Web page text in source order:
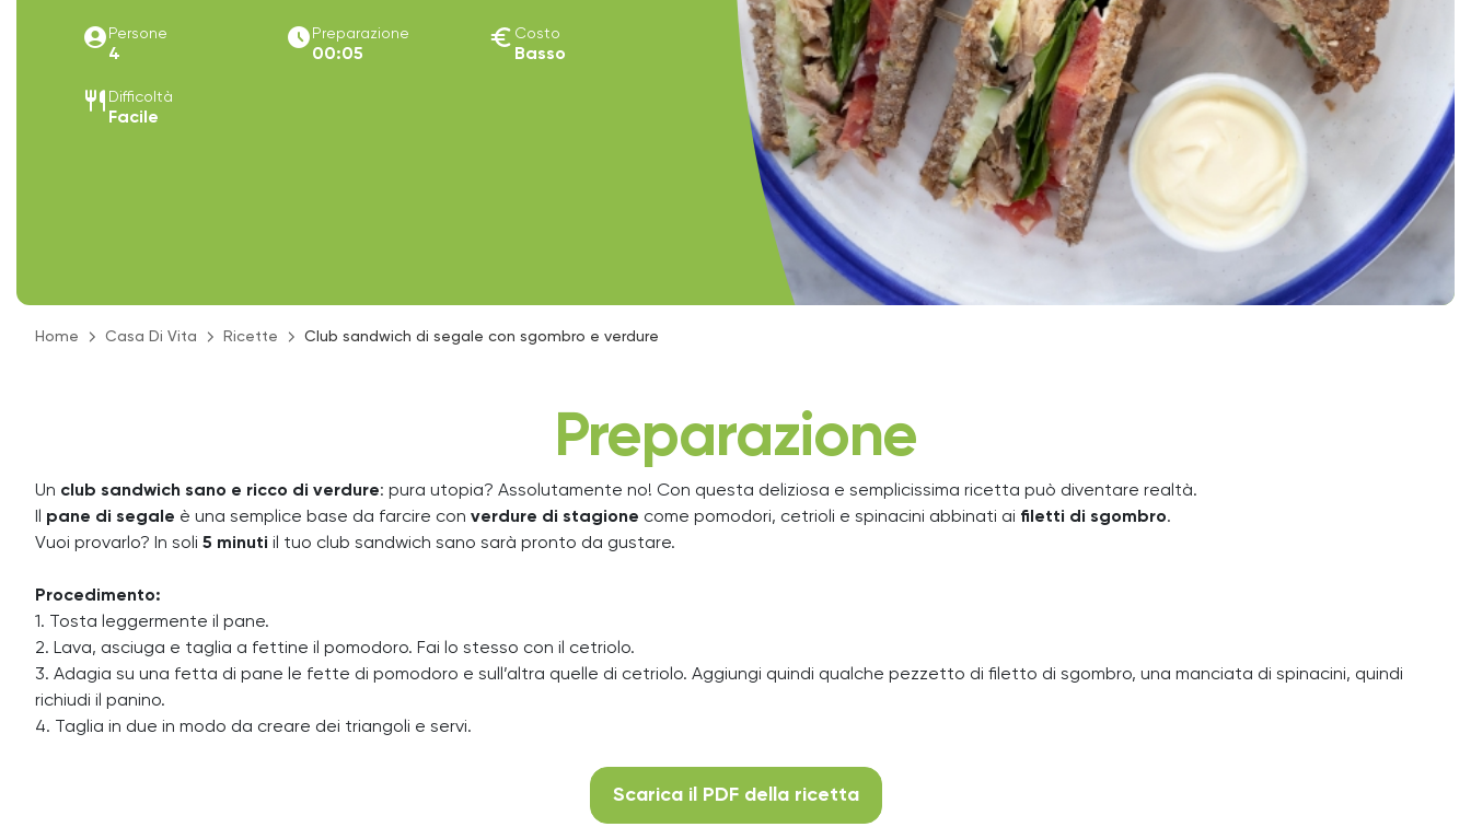
account_circle Persone
4
access_time_filled Preparazione
00:05
euro Costo
Basso
restaurant Difficoltà
Facile
Home Casa Di Vita Ricette Club sandwich di segale con sgombro e verdure
Preparazione
Un club sandwich sano e ricco di verdure: pura utopia? Assolutamente no! Con questa deliziosa e semplicissima ricetta può diventare realtà.
pane di segale è una semplice base da farcire con verdure di stagione come pomodori, cetrioli e spinacini abbinati ai filetti di sgombro.
Vuoi provarlo? In soli 5 minuti il tuo club sandwich sano sarà pronto da gustare.
Procedimento:
1. Tosta leggermente il pane.
2. Lava, asciuga e taglia a fettine il pomodoro. Fai lo stesso con il cetriolo.
3. Adagia su una fetta di pane le fette di pomodoro e sull’altra quelle di cetriolo. Aggiungi quindi qualche pezzetto di filetto di sgombro, una manciata di spinacini, quindi
richiudi il panino.
4. Taglia in due in modo da creare dei triangoli e servi.
Scarica il PDF della ricetta